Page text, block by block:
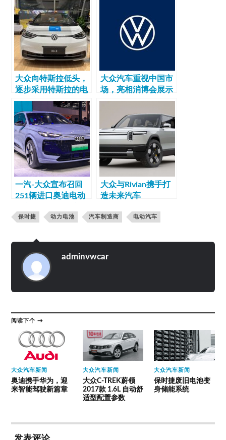
领域
大众向特斯拉低头，
逐步采用特斯拉的电
动汽车充电标准
大众汽车重视中国市
场，亮相消博会展示
电动出行转型战略
一汽-大众宣布召回
251辆进口奥迪电动
风险
大众与Rivian携手打
造未来汽车
保时捷 动力电池 汽车制造商 电动汽车
adminvwcar
阅读下个 →
大众汽车新闻
奥迪携手华为，迎
来智能驾驶新篇章
大众汽车新闻
大众C-TREK蔚领
2017款 1.6L 自动舒
适型配置参数
大众汽车新闻
保时捷废旧电池变
身储能系统
发表评论